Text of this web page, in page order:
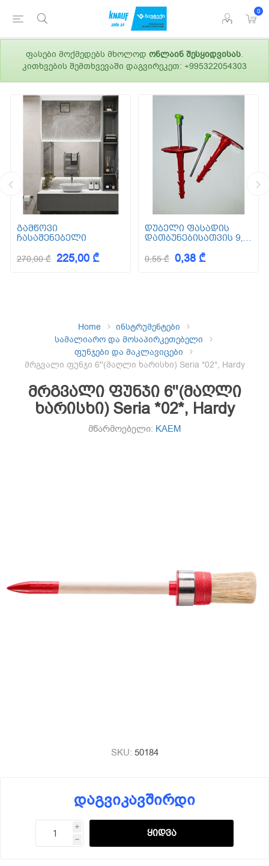
0
ფასები მოქმედებს მხოლოდ ონლაინ შესყიდვისას.
კითხვების შემთხვევაში დაგვირეკეთ: +995322054303
გამწოვი
ჩასაშენებელი
270,00 ₾ 225,00 ₾
დუბელი ფასადის
დათბუნებისათვის 9,5
0,55 ₾ 0,38 ₾
Home
ინსტრუმენტები
სამალიარო და მოსაპირკეთებელი
ფუნჯები და მაკლავიცები
მრგვალი ფუნჯი 6''(მაღლი ხარისხი) Seria *02*, Hardy
მრგვალი ფუნჯი 6''(მაღლი
ხარისხი) Seria *02*, Hardy
მწარმოებელი: KAEM
SKU: 50184
დაგვიკავშირდი
i
h